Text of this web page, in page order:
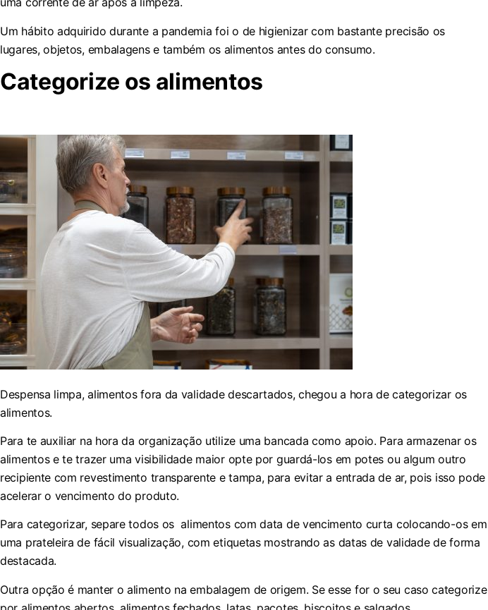
Um hábito adquirido durante a pandemia foi o de higienizar com bastante precisão os
lugares, objetos, embalagens e também os alimentos antes do consumo.
Categorize os alimentos
Despensa limpa, alimentos fora da validade descartados, chegou a hora de categorizar os
alimentos.
Para te auxiliar na hora da organização utilize uma bancada como apoio. Para armazenar os
alimentos e te trazer uma visibilidade maior opte por guardá-los em potes ou algum outro
recipiente com revestimento transparente e tampa, para evitar a entrada de ar, pois isso pode
acelerar o vencimento do produto.
Para categorizar, separe todos os alimentos com data de vencimento curta colocando-os em
uma prateleira de fácil visualização, com etiquetas mostrando as datas de validade de forma
destacada.
Outra opção é manter o alimento na embalagem de origem. Se esse for o seu caso categorize